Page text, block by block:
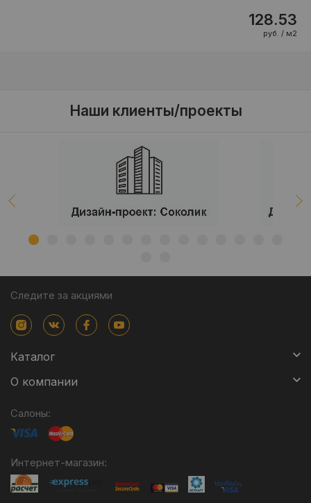
128.53
руб. / м2
Наши клиенты/проекты
Следите за акциями
Каталог
О компании
Салоны:
Интернет-магазин: